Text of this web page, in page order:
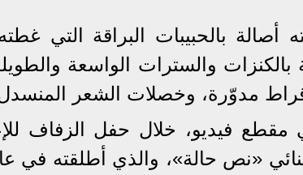
أصالة بالحبيبات البراقة التي
والسترات الواسعة
مدوّرة، وخصلات الشعر
فيديو، خلال حفل الزفاف